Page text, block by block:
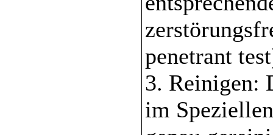
penetrant
3. Reinigen:
im